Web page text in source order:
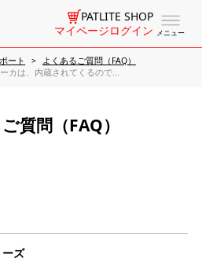
メニュー
PATLITE SHOP
マイページログイン
ート
よくあるご質問（FAQ）
カは、内蔵されてくるので...
質問（FAQ）
ズ